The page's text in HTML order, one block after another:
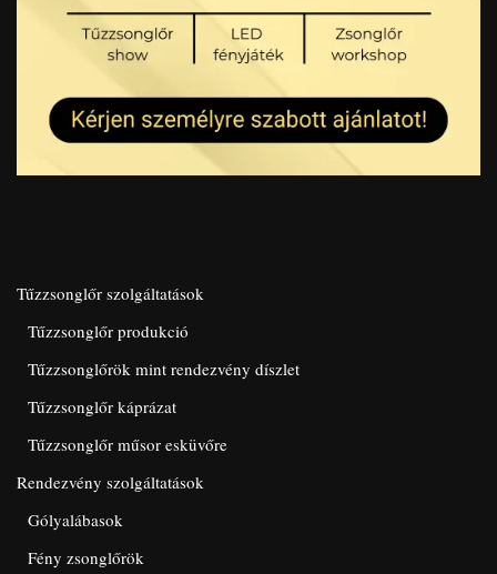
Tűzzsonglőr szolgáltatások
Tűzzsonglőr produkció
Tűzzsonglőrök mint rendezvény díszlet
Tűzzsonglőr káprázat
Tűzzsonglőr műsor esküvőre
Rendezvény szolgáltatások
Gólyalábasok
Fény zsonglőrök